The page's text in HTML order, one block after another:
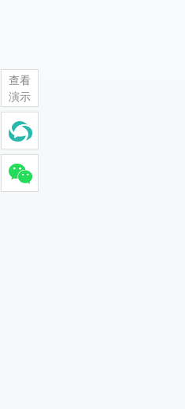
查看
演示